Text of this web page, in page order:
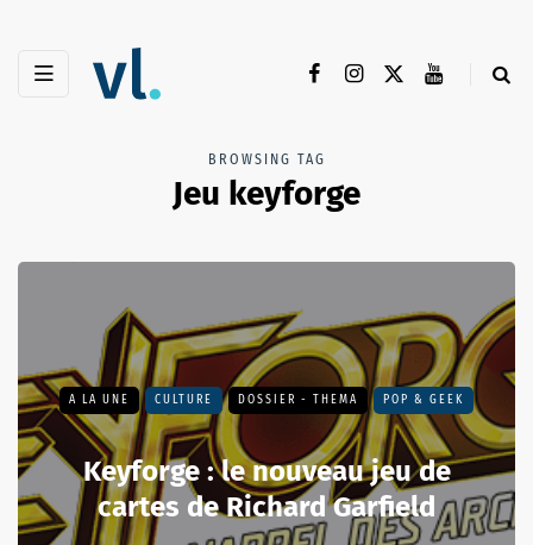
BROWSING TAG
Jeu keyforge
A LA UNE CULTURE DOSSIER - THEMA POP & GEEK
Keyforge : le nouveau jeu de
cartes de Richard Garfield